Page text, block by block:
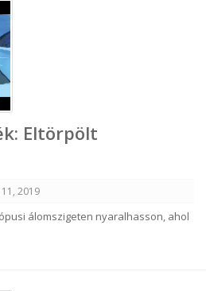
Eltörpölt
2019
álomszigeten nyaralhasson, ahol